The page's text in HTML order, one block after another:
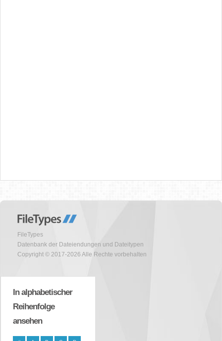
FileTypes
Datenbank der Dateiendungen und Dateitypen
Copyright © 2017-2026 Alle Rechte vorbehalten
In alphabetischer
Reihenfolge
ansehen